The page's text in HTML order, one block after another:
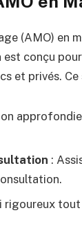
(AMO) en
est conçu
et privés.
:
rigoureux